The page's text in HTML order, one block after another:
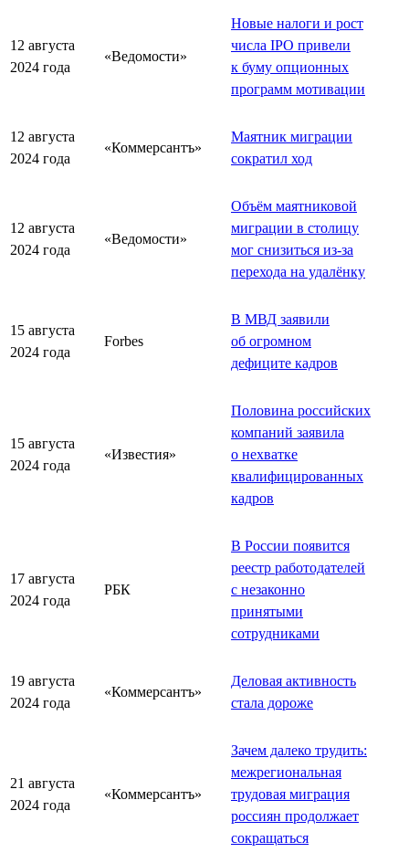
12 августа
2024 года
«Ведомости»
Новые налоги и рост
числа IPO привели
к буму опционных
программ мотивации
12 августа
2024 года
«Коммерсантъ»
Маятник миграции
сократил ход
12 августа
2024 года
«Ведомости»
Объём маятниковой
миграции в столицу
мог снизиться из-за
перехода на удалёнку
15 августа
2024 года
Forbes
В МВД заявили
об огромном
дефиците кадров
15 августа
2024 года
«Известия»
Половина российских
компаний заявила
о нехватке
квалифицированных
кадров
17 августа
2024 года
РБК
В России появится
реестр работодателей
с незаконно
принятыми
сотрудниками
19 августа
2024 года
«Коммерсантъ»
Деловая активность
стала дороже
21 августа
2024 года
«Коммерсантъ»
Зачем далеко трудить:
межрегиональная
трудовая миграция
россиян продолжает
сокращаться